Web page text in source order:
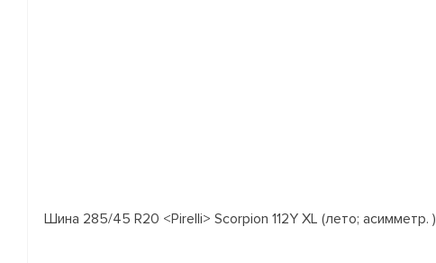
Шина 285/45 R20 <Pirelli> Scorpion 112Y XL (лето; асимметр. )